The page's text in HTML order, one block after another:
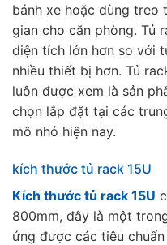
bánh xe hoặc dùng treo
gian cho căn phòng. Tủ
diện tích lớn hơn so với
nhiều thiết bị hơn. Tủ
luôn được xem là sản
chọn lắp đặt tại các
mô nhỏ hiện nay.
kích thước tủ rack 15U
Kích thước tủ rack 15U
800mm, đây là một
ứng được các tiêu